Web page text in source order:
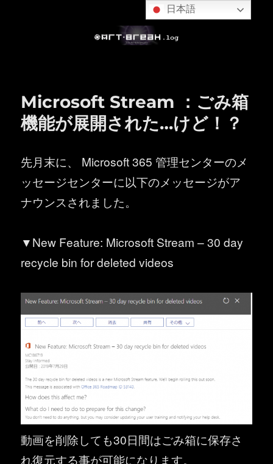
Microsoft Stream ：ごみ箱
機能が展開された…けど！？
先月末に、 Microsoft 365 管理センターのメ
ッセージセンターに以下のメッセージがア
ナウンスされました。
▼New Feature: Microsoft Stream – 30 day
recycle bin for deleted videos
動画を削除しても30日間はごみ箱に保存さ
れ復元する事が可能になります。
日本語